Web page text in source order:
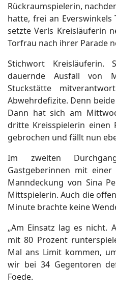
Rückraumspielerin,
hatte, frei an
setzte Verls Kreisläuferin
Torfrau nach ihrer Parade
Stichwort
dauernde Ausfall von
Stuckstätte
Abwehrdefizite. Denn
Dann hat sich am
dritte Kreisspielerin einen
gebrochen und fällt nun
Im zweiten
Gastgeberinnen mit
Manndeckung von Sina
Mittspielerin. Auch die
Minute brachte keine
„Am Einsatz lag es nicht.
mit 80 Prozent
Mal ans Limit kommen,
wir bei 34 Gegentoren
Foede.